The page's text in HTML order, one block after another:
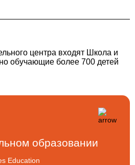
образовании
Education
центра входят Школа и
обучающие более 700 детей